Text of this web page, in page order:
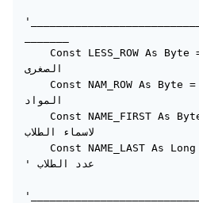
    Const LESS_ROW As Byte = 6  'صف الدرجة
الصغرى
    Const NAM_ROW As Byte = 2    'صف اسماء
المواد
    Const NAME_FIRST As Byte = 7  ' اول صف
لاسماء الطلاب
    Const NAME_LAST As Long = 206 + NAME_FIRST
' عدد الطلاب